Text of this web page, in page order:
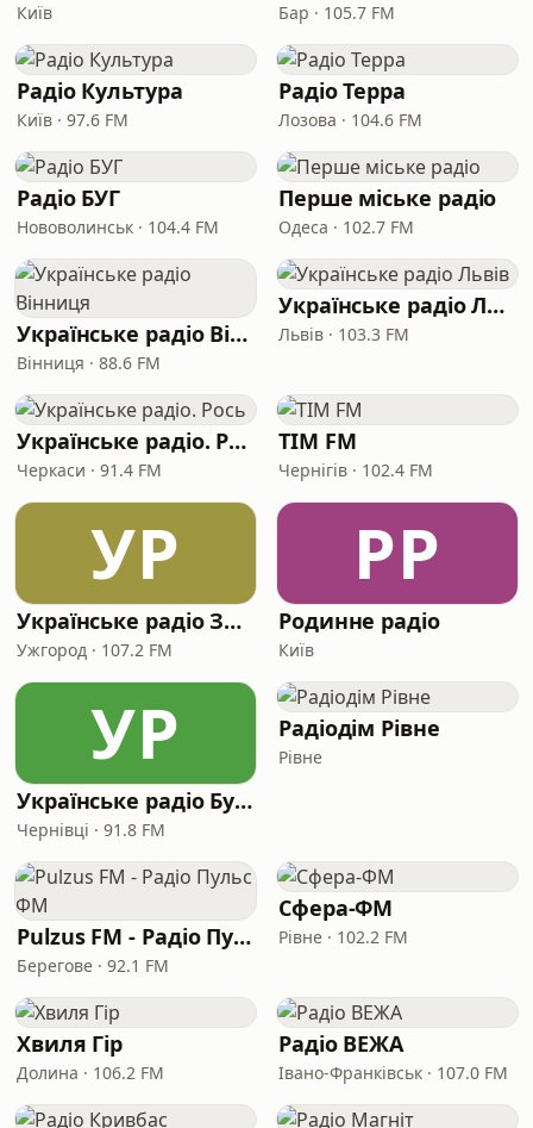
Київ Бар · 105.7 FM
Радіо Культура
Київ · 97.6 FM
Радіо Терра
Лозова · 104.6 FM
Радіо БУГ
Нововолинськ · 104.4 FM
Перше міське радіо
Одеса · 102.7 FM
Українське радіо Вінниця
Вінниця · 88.6 FM
Українське радіо Львів
Львів · 103.3 FM
Українське радіо. Рось
Черкаси · 91.4 FM
ТІМ FM
Чернігів · 102.4 FM
УР
Українське радіо Закарпаття
Ужгород · 107.2 FM
РР
Родинне радіо
Київ
УР
Українське радіо Буковина
Чернівці · 91.8 FM
Радіодім Рівне
Рівне
Pulzus FM - Радіо Пульс ФМ
Берегове · 92.1 FM
Сфера-ФМ
Рівне · 102.2 FM
Хвиля Гір
Долина · 106.2 FM
Радіо ВЕЖА
Івано-Франківськ · 107.0 FM